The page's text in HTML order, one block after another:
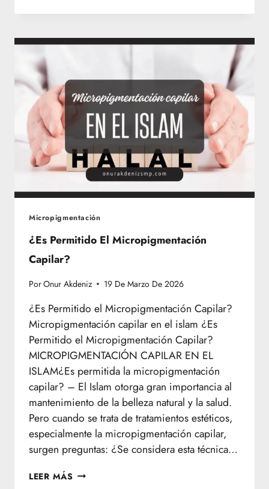
TRAZO
LA
Micropigmentación
¿Es Permitido El Micropigmentación
Capilar?
PorOnur Akdeniz 19 De Marzo De 2026
¿Es Permitido el Micropigmentación Capilar?
Micropigmentación capilar en el islam ¿Es
Permitido el Micropigmentación Capilar?
MICROPIGMENTACIÓN CAPILAR EN EL
ISLAM¿Es permitida la micropigmentación
capilar? – El Islam otorga gran importancia al
mantenimiento de la belleza natural y la salud.
Pero cuando se trata de tratamientos estéticos,
especialmente la micropigmentación capilar,
surgen preguntas: ¿Se considera esta técnica…
LEER MÁS ¿ES